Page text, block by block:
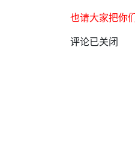
也请大家把你
评论已关闭